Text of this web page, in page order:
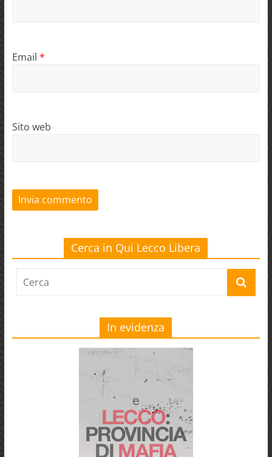
Email *
Sito web
Cerca in Qui Lecco Libera
In evidenza